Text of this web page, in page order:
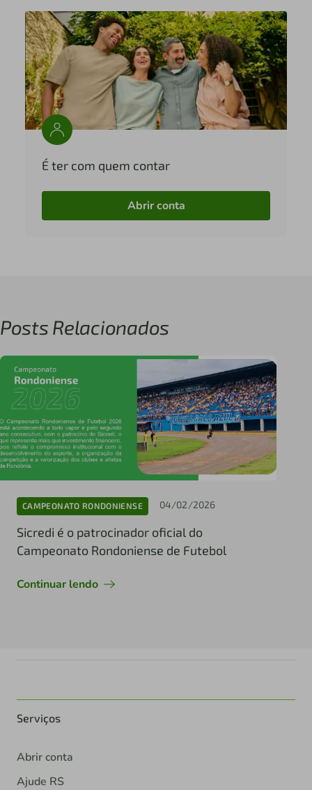
É ter com quem contar
Abrir conta
Posts Relacionados
CAMPEONATO RONDONIENSE 04/02/2026
Sicredi é o patrocinador oficial do
Campeonato Rondoniense de Futebol
Continuar lendo
Serviços
Abrir conta
Ajude RS